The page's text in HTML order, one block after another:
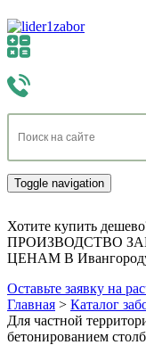
Toggle navigation
Хотите купить
ПРОИЗВОДСТВО
ЦЕНАМ В
Оставьте заявку на
Главная > Каталог
Для частной
бетонированием